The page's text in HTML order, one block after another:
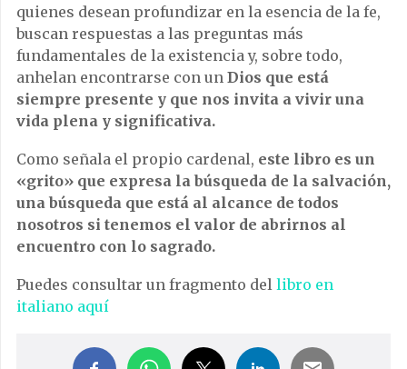
quienes desean profundizar en la esencia de la fe,
buscan respuestas a las preguntas más
fundamentales de la existencia y, sobre todo,
anhelan encontrarse con un Dios que está
siempre presente y que nos invita a vivir una
vida plena y significativa.
Como señala el propio cardenal, este libro es un
«grito» que expresa la búsqueda de la salvación,
una búsqueda que está al alcance de todos
nosotros si tenemos el valor de abrirnos al
encuentro con lo sagrado.
Puedes consultar un fragmento del libro en
italiano aquí